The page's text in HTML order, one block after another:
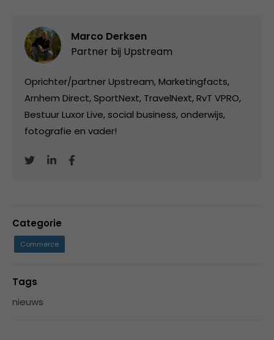
Marco Derksen
Partner bij Upstream
Oprichter/partner Upstream, Marketingfacts,
Arnhem Direct, SportNext, TravelNext, RvT VPRO,
Bestuur Luxor Live, social business, onderwijs,
fotografie en vader!
Categorie
Commerce
Tags
nieuws